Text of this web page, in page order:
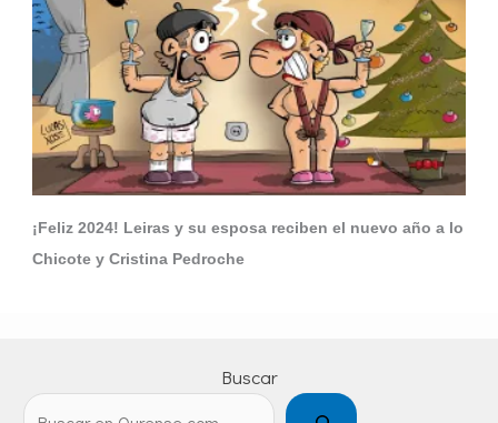
¡Feliz 2024! Leiras y su esposa reciben el nuevo año a lo
Chicote y Cristina Pedroche
Buscar